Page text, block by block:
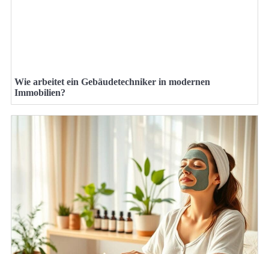
Wie arbeitet ein Gebäudetechniker in modernen
Immobilien?